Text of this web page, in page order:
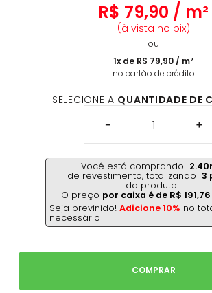
R$ 79,90 / m²
(à vista no pix)
ou
1x de R$ 79,90 / m²
no cartão de crédito
SELECIONE A QUANTIDADE DE
＋
－
Você está comprando 2.40
de revestimento,totalizando3
do produto.
O preço por caixa é de R$ 191,76
Seja previnido!Adicione 10% no
necessário
COMPRAR